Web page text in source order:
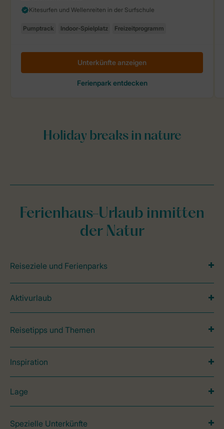
Ferienhaus-Urlaub inmitten
der Natur
Reiseziele und Ferienparks
Aktivurlaub
Reisetipps und Themen
Inspiration
Lage
Spezielle Unterkünfte